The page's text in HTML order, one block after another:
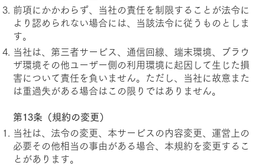
前項にかかわらず、当社の責任を制限することが法令に
より認められない場合には、当該法令に従うものとしま
す。
当社は、第三者サービス、通信回線、端末環境、ブラウ
ザ環境その他ユーザー側の利用環境に起因して生じた損
害について責任を負いません。ただし、当社に故意また
は重過失がある場合はこの限りではありません。
第13条（規約の変更）
当社は、法令の変更、本サービスの内容変更、運営上の
必要その他相当の事由がある場合、本規約を変更するこ
とがあります。